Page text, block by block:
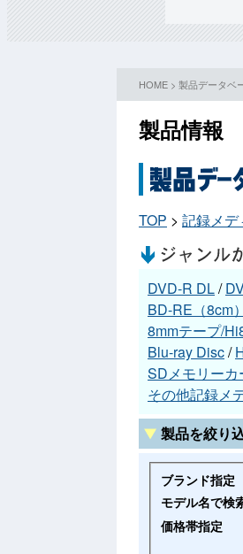
HOME > 製品データベ
製品情報
TOP > 記録メデ
DVD-R DL/
BD-RE（8cm）
8mmテープ/
Blu-ray Disc/
SDメモリーカ
その他記録メ
製品を絞り
ブランド指定
モデル名で検
価格帯指定